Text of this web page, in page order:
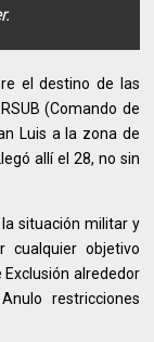
el destino de las
(Comando de
Luis a la zona de
allí el 28, no sin
situación militar y
cualquier objetivo
alrededor
restricciones